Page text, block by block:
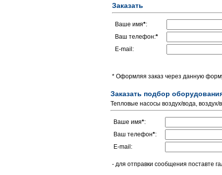
Заказать
Ваше имя*:
Ваш телефон:*
E-mail:
* Оформляя заказ через данную
Заказать подбор
Тепловые насосы воздух/вода,
Ваше имя*:
Ваш телефон*:
E-mail:
- для отправки сообщения поставте